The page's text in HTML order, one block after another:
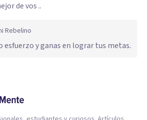
de vos ..
Rebelino
esfuerzo y ganas en lograr tus metas.